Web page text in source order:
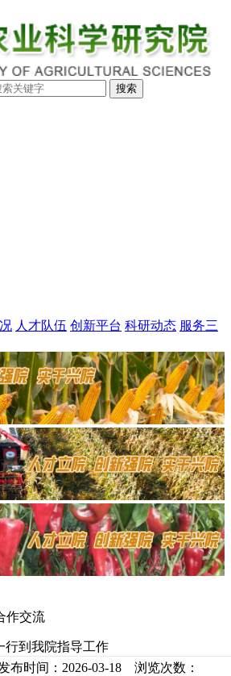
搜索
人才队伍 创新平台 科研动态 服务三
作交流
行到我院指导工作
布时间：2026-03-18 浏览次数：